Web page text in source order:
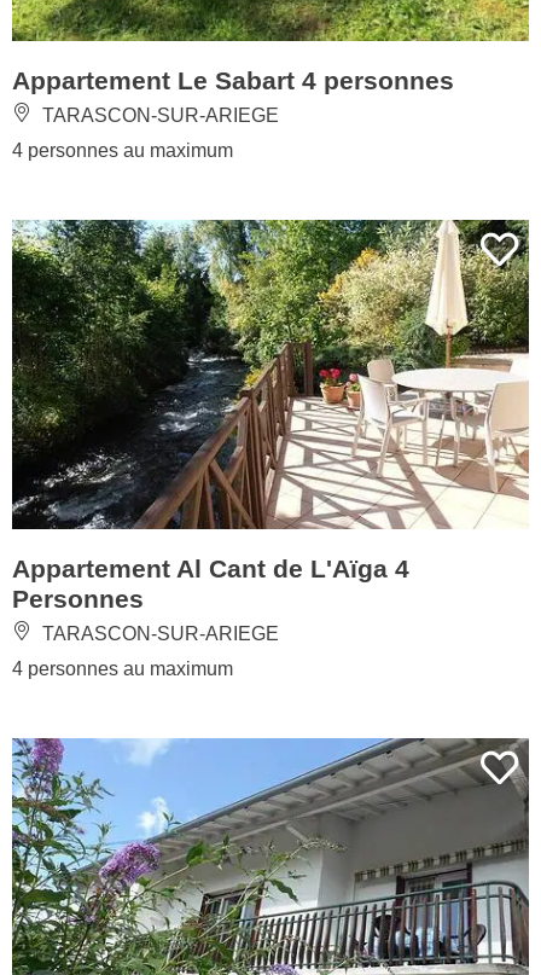
Appartement Le Sabart 4 personnes
TARASCON-SUR-ARIEGE
4 personnes au maximum
Appartement Al Cant de L'Aïga 4
Personnes
TARASCON-SUR-ARIEGE
4 personnes au maximum